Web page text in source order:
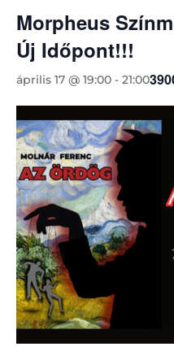
Morpheus
Új Időpont!!!
április 17 @ 19:00 - 21:00